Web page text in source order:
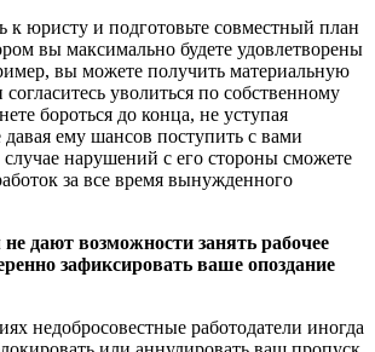
юристу и подготовьте совместный план
вы максимально будете удовлетворены
вы можете получить материальную
уволиться по собственному
бороться до конца, не уступая
ему шансов поступить с вами
случае нарушений с его стороны сможете
за все время вынужденного
дают возможности занять рабочее
зафиксировать ваше опоздание
недобросовестные работодатели иногда